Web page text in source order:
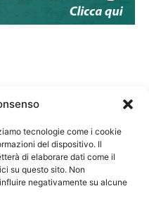
tecnologie come i cookie
del dispositivo. Il
di elaborare dati come il
su questo sito. Non
negativamente su alcune
Ordini dei Biologi:
Vincenzo